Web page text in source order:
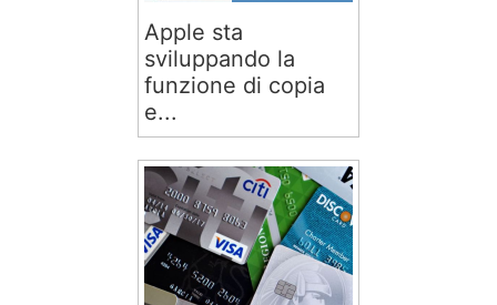
Apple sta
sviluppando la
funzione di copia
e...